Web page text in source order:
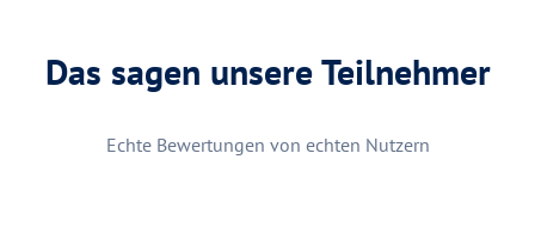
Das sagen unsere Teilnehmer
Echte Bewertungen von echten Nutzern